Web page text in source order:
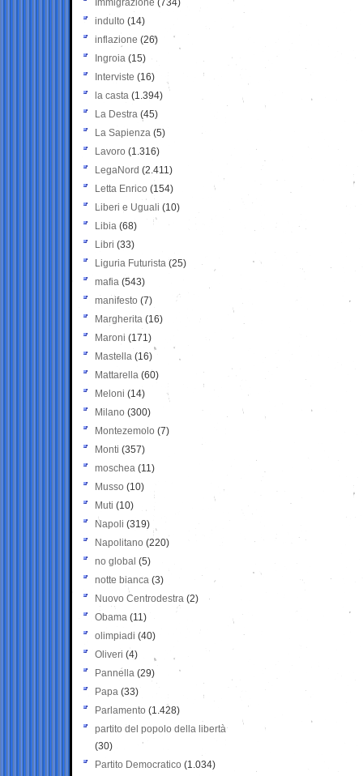
Immigrazione (734)
indulto (14)
inflazione (26)
Ingroia (15)
Interviste (16)
la casta (1.394)
La Destra (45)
La Sapienza (5)
Lavoro (1.316)
LegaNord (2.411)
Letta Enrico (154)
Liberi e Uguali (10)
Libia (68)
Libri (33)
Liguria Futurista (25)
mafia (543)
manifesto (7)
Margherita (16)
Maroni (171)
Mastella (16)
Mattarella (60)
Meloni (14)
Milano (300)
Montezemolo (7)
Monti (357)
moschea (11)
Musso (10)
Muti (10)
Napoli (319)
Napolitano (220)
no global (5)
notte bianca (3)
Nuovo Centrodestra (2)
Obama (11)
olimpiadi (40)
Oliveri (4)
Pannella (29)
Papa (33)
Parlamento (1.428)
partito del popolo della libertà
(30)
Partito Democratico (1.034)